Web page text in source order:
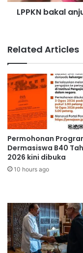
m
a
i
p
e
a
j
r
s
e
h
a
m
b
u
r
p
r
o
r
a
m
K
e
s
r
a
n
K
a
LPPKN bakal
Related Articles
Permohonan
Dermasiswa B40
2026 kini dibuka
10 hours ago